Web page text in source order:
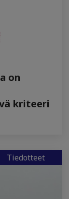
on
kriteeri
Tiedotteet